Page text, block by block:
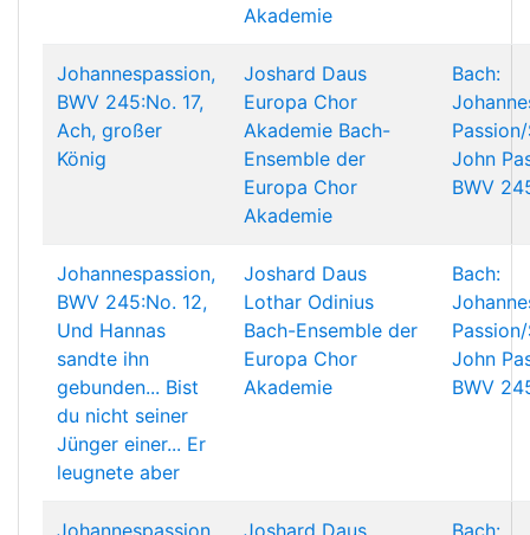
Akademie
Johannespassion,
BWV 245:No. 17,
Ach, großer
König
Joshard Daus
Europa Chor
Akademie Bach-
Ensemble der
Europa Chor
Akademie
Bach:
John
BWV
Johannespassion,
BWV 245:No. 12,
Und Hannas
sandte ihn
gebunden... Bist
du nicht seiner
Jünger einer... Er
leugnete aber
Joshard Daus
Lothar Odinius
Bach-Ensemble der
Europa Chor
Akademie
Bach:
John
BWV
Johannespassion, Joshard Daus Bach: